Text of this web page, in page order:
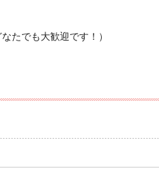
たでも大歓迎です！）